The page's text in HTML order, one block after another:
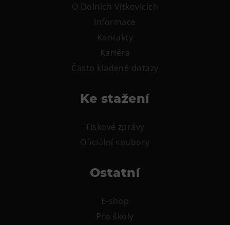
O Dolních Vítkovicích
Informace
Kontakty
Kariéra
Často kladené dotazy
Ke stažení
Tiskové zprávy
Oficiální soubory
Ostatní
E-shop
Pro školy